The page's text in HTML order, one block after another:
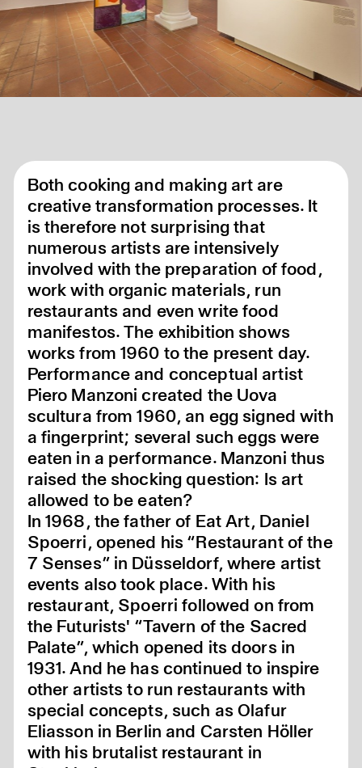
Both cooking and making art are
creative transformation processes. It
is therefore not surprising that
numerous artists are intensively
involved with the preparation of food,
work with organic materials, run
restaurants and even write food
manifestos. The exhibition shows
works from 1960 to the present day.
Performance and conceptual artist
Piero Manzoni created the Uova
scultura from 1960, an egg signed with
a fingerprint; several such eggs were
eaten in a performance. Manzoni thus
raised the shocking question: Is art
allowed to be eaten?
In 1968, the father of Eat Art, Daniel
Spoerri, opened his “Restaurant of the
7 Senses” in Düsseldorf, where artist
events also took place. With his
restaurant, Spoerri followed on from
the Futurists' “Tavern of the Sacred
Palate”, which opened its doors in
1931. And he has continued to inspire
other artists to run restaurants with
special concepts, such as Olafur
Eliasson in Berlin and Carsten Höller
with his brutalist restaurant in